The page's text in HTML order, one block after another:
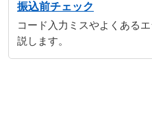
振込前チェック
コード入力ミスやよくある
説します。